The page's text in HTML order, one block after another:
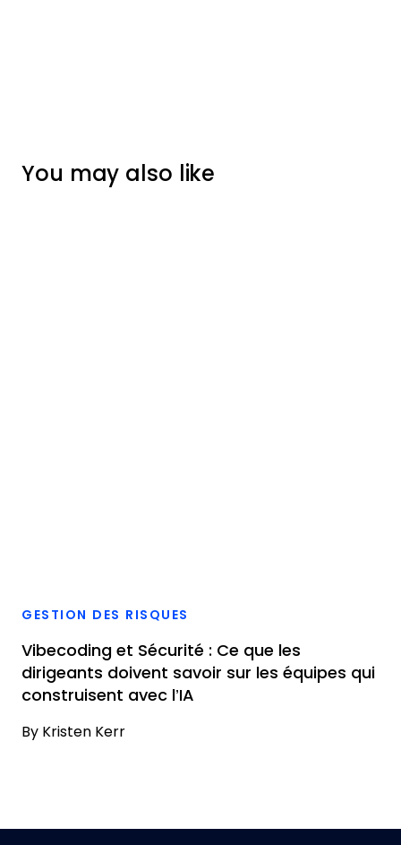
You may also like
GESTION DES RISQUES
Vibecoding et Sécurité : Ce que les
dirigeants doivent savoir sur les équipes qui
construisent avec l’IA
By Kristen Kerr